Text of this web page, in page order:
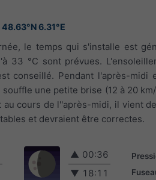
6.31°E
le temps qui s'installe est
33 °C sont prévues.
conseillé. Pendant l'après-
souffle une petite brise (12 à 20
cours de l''après-midi, il vient
et devraient être correctes.
▲ 00:36
▼ 18:11